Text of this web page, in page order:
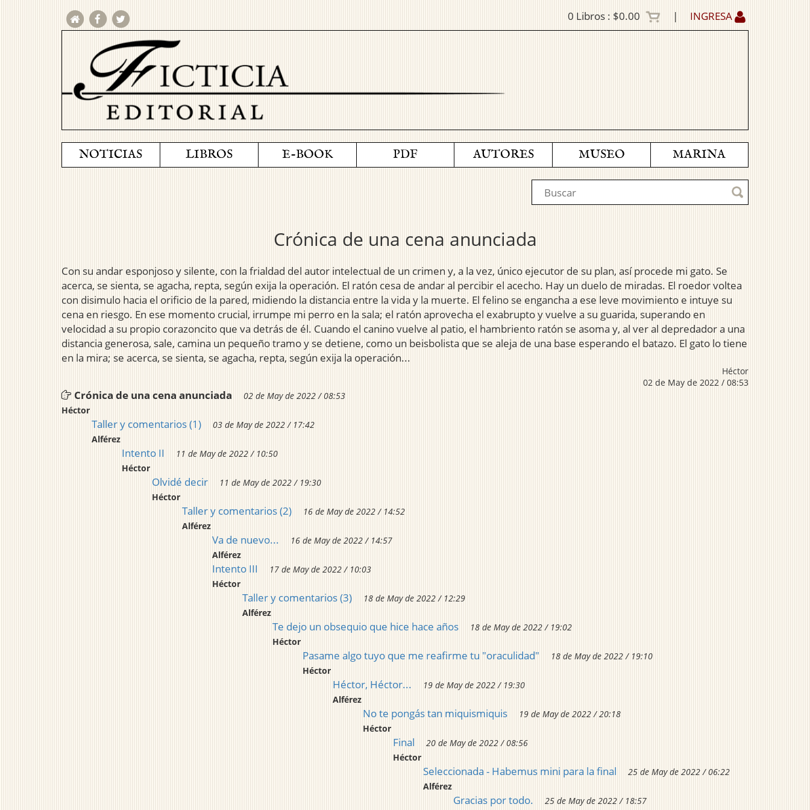
0 Libros : $0.00 | INGRESA
NOTICIAS LIBROS E-BOOK PDF AUTORES MUSEO MARINA
Crónica de una cena anunciada
Con su andar esponjoso y silente, con la frialdad del autor intelectual de un crimen y, a la vez, único ejecutor de su plan, así procede mi gato. Se
acerca, se sienta, se agacha, repta, según exija la operación. El ratón cesa de andar al percibir el acecho. Hay un duelo de miradas. El roedor voltea
con disimulo hacia el orificio de la pared, midiendo la distancia entre la vida y la muerte. El felino se engancha a ese leve movimiento e intuye su
cena en riesgo. En ese momento crucial, irrumpe mi perro en la sala; el ratón aprovecha el exabrupto y vuelve a su guarida, superando en
velocidad a su propio corazoncito que va detrás de él. Cuando el canino vuelve al patio, el hambriento ratón se asoma y, al ver al depredador a una
distancia generosa, sale, camina un pequeño tramo y se detiene, como un beisbolista que se aleja de una base esperando el batazo. El gato lo tiene
en la mira; se acerca, se sienta, se agacha, repta, según exija la operación...
Héctor
02 de May de 2022 / 08:53
Crónica de una cena anunciada
02 de May de 2022 / 08:53
Héctor
Taller y comentarios (1)
03 de May de 2022 / 17:42
Alférez
Intento II
11 de May de 2022 / 10:50
Héctor
Olvidé decir
11 de May de 2022 / 19:30
Héctor
Taller y comentarios (2)
16 de May de 2022 / 14:52
Alférez
Va de nuevo...
16 de May de 2022 / 14:57
Alférez
Intento III
17 de May de 2022 / 10:03
Héctor
Taller y comentarios (3)
18 de May de 2022 / 12:29
Alférez
Te dejo un obsequio que hice hace años
18 de May de 2022 / 19:02
Héctor
Pasame algo tuyo que me reafirme tu "oraculidad"
18 de May de 2022 / 19:10
Héctor
Héctor, Héctor...
19 de May de 2022 / 19:30
Alférez
No te pongás tan miquismiquis
19 de May de 2022 / 20:18
Héctor
Final
20 de May de 2022 / 08:56
Héctor
Seleccionada - Habemus mini para la final
25 de May de 2022 / 06:22
Alférez
Gracias por todo.
25 de May de 2022 / 18:57